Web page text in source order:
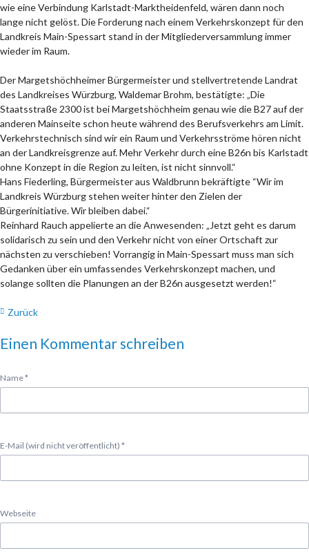
wie eine Verbindung Karlstadt-Marktheidenfeld, wären dann noch
lange nicht gelöst. Die Forderung nach einem Verkehrskonzept für den
Landkreis Main-Spessart stand in der Mitgliederversammlung immer
wieder im Raum.
Der Margetshöchheimer Bürgermeister und stellvertretende Landrat
des Landkreises Würzburg, Waldemar Brohm, bestätigte: „Die
Staatsstraße 2300 ist bei Margetshöchheim genau wie die B27 auf der
anderen Mainseite schon heute während des Berufsverkehrs am Limit.
Verkehrstechnisch sind wir ein Raum und Verkehrsströme hören nicht
an der Landkreisgrenze auf. Mehr Verkehr durch eine B26n bis Karlstadt
ohne Konzept in die Region zu leiten, ist nicht sinnvoll.“
Hans Fiederling, Bürgermeister aus Waldbrunn bekräftigte “Wir im
Landkreis Würzburg stehen weiter hinter den Zielen der
Bürgerinitiative. Wir bleiben dabei.“
Reinhard Rauch appelierte an die Anwesenden: „Jetzt geht es darum
solidarisch zu sein und den Verkehr nicht von einer Ortschaft zur
nächsten zu verschieben! Vorrangig in Main-Spessart muss man sich
Gedanken über ein umfassendes Verkehrskonzept machen, und
solange sollten die Planungen an der B26n ausgesetzt werden!“
Zurück
Einen Kommentar schreiben
Pflichtfeld
Name*
Pflichtfeld
E-Mail (wird nicht veröffentlicht) *
Webseite